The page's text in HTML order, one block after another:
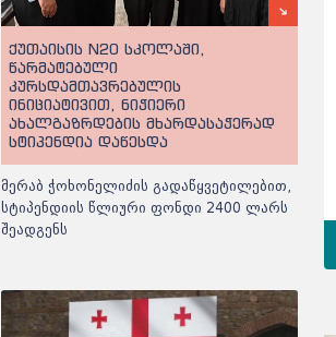
ქუთაისის N20 სკოლაში,
წარმატებული
კურსდამთავრებულის
ინიციატივით, ნიჭიერი
ახალგაზრდების მხარდასაჭერად
სტიპენდია დაწესდა
მერაბ ჭოხონელიძის გადაწყვეტილებით,
სტიპენდიის წლიური ფონდი 2400 ლარს
შეადგენს